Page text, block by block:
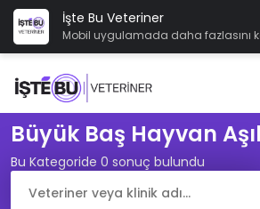
İşte Bu Veteriner
Mobil uygulamada daha fazlasını
Büyük Baş Hayvan
Bu Kategoride 0 sonuç bulundu